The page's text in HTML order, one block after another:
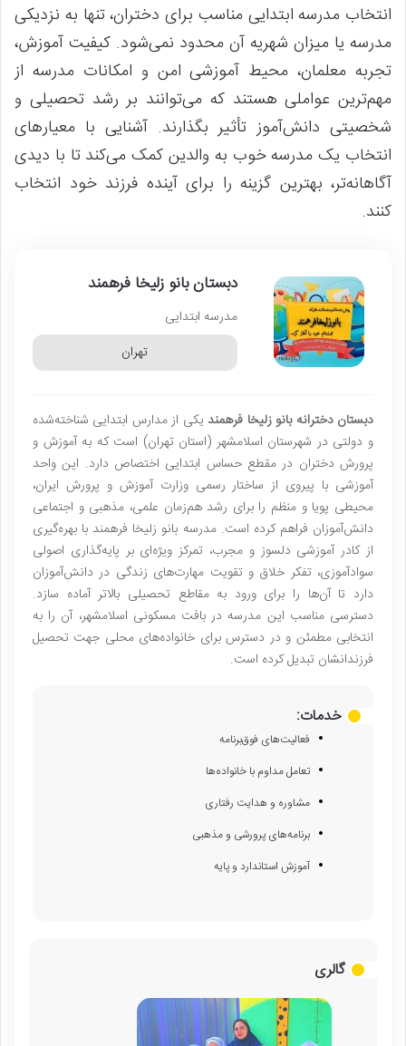
انتخاب مدرسه ابتدایی مناسب برای دختران، تنها به نزدیکی
مدرسه یا میزان شهریه آن محدود نمی‌شود. کیفیت آموزش،
تجربه معلمان، محیط آموزشی امن و امکانات مدرسه از
مهم‌ترین عواملی هستند که می‌توانند بر رشد تحصیلی و
شخصیتی دانش‌آموز تأثیر بگذارند. آشنایی با معیارهای
انتخاب یک مدرسه خوب به والدین کمک می‌کند تا با دیدی
آگاهانه‌تر، بهترین گزینه را برای آینده فرزند خود انتخاب
کنند.
دبستان بانو زلیخا فرهمند
مدرسه ابتدایی
تهران
دبستان دخترانه بانو زلیخا فرهمندیکی از مدارس ابتدایی شناخته‌شده
و دولتی در شهرستان اسلامشهر (استان تهران) است که به آموزش و
پرورش دختران در مقطع حساس ابتدایی اختصاص دارد. این واحد
آموزشی با پیروی از ساختار رسمی وزارت آموزش و پرورش ایران،
محیطی پویا و منظم را برای رشد هم‌زمان علمی، مذهبی و اجتماعی
دانش‌آموزان فراهم کرده است. مدرسه بانو زلیخا فرهمند با بهره‌گیری
از کادر آموزشی دلسوز و مجرب، تمرکز ویژه‌ای بر پایه‌گذاری اصولی
سوادآموزی، تفکر خلاق و تقویت مهارت‌های زندگی در دانش‌آموزان
دارد تا آن‌ها را برای ورود به مقاطع تحصیلی بالاتر آماده سازد.
دسترسی مناسب این مدرسه در بافت مسکونی اسلامشهر، آن را به
انتخابی مطمئن و در دسترس برای خانواده‌های محلی جهت تحصیل
فرزندانشان تبدیل کرده است.
خدمات:
فعالیت‌های فوق‌برنامه
تعامل مداوم با خانواده‌ها
مشاوره و هدایت رفتاری
برنامه‌های پرورشی و مذهبی
آموزش استاندارد و پایه
گالری